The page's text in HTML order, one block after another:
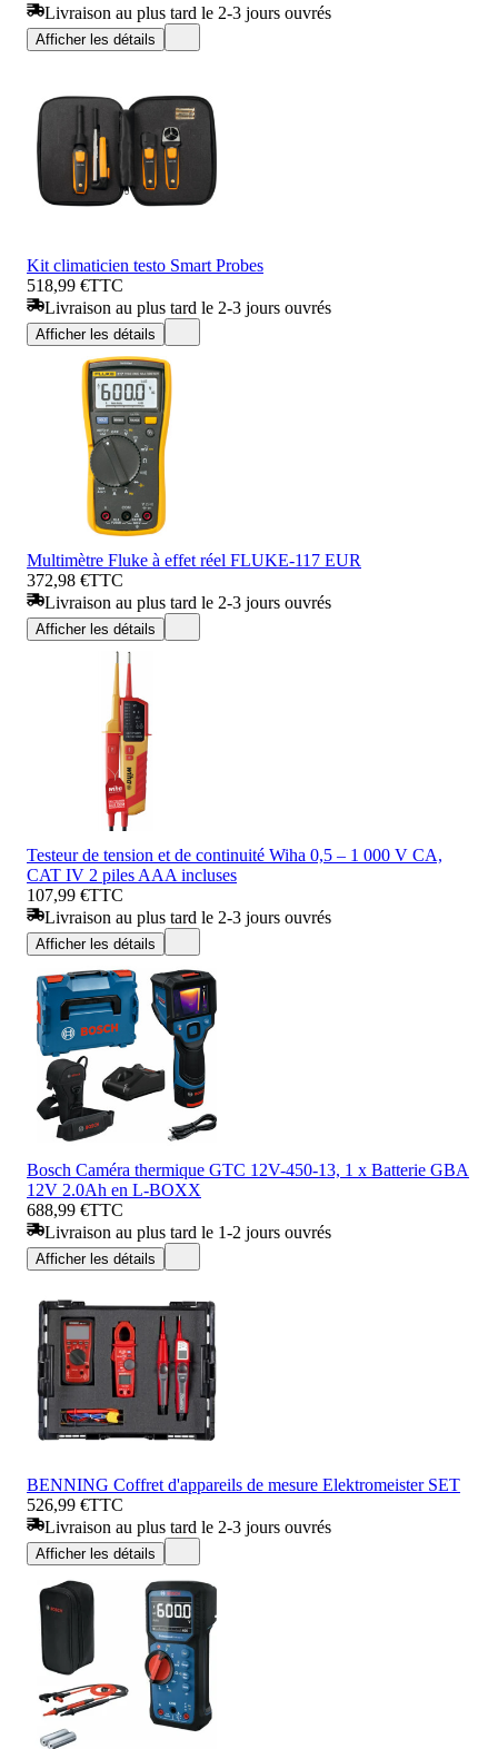
Livraison au plus tard le 2-3 jours ouvrés
Afficher les détails
Kit climaticien testo Smart Probes
518,99 €TTC
Livraison au plus tard le 2-3 jours ouvrés
Afficher les détails
Multimètre Fluke à effet réel FLUKE-117 EUR
372,98 €TTC
Livraison au plus tard le 2-3 jours ouvrés
Afficher les détails
Testeur de tension et de continuité Wiha 0,5 – 1 000 V CA,
CAT IV 2 piles AAA incluses
107,99 €TTC
Livraison au plus tard le 2-3 jours ouvrés
Afficher les détails
Bosch Caméra thermique GTC 12V-450-13, 1 x Batterie GBA
12V 2.0Ah en L-BOXX
688,99 €TTC
Livraison au plus tard le 1-2 jours ouvrés
Afficher les détails
BENNING Coffret d'appareils de mesure Elektromeister SET
526,99 €TTC
Livraison au plus tard le 2-3 jours ouvrés
Afficher les détails